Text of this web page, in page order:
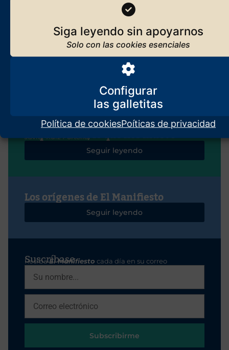
Siga leyendo sin apoyarnos
Configurar
Política de cookiesPoíticas de privacidad
Isabel y Fernando. Por ellos
somos lo que somos
25 de marzo de 2024
Lo que somos, lo que nos mueve
Javier Ruiz Portella
Seguir leyendo
Los orígenes de El Manifiesto
Seguir leyendo
Suscríbase
RecibaEl Manifiesto cada día en su correo
Subscribirme